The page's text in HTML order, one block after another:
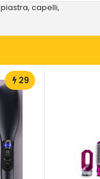
piastra, capelli,
29